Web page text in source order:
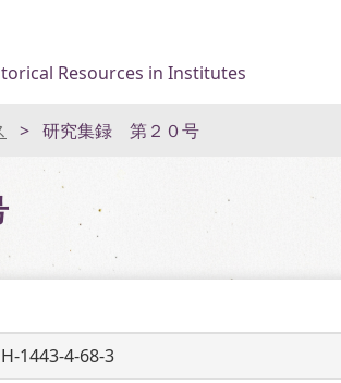
Resources in Institutes
研究集録 第２０号
H-1443-4-68-3